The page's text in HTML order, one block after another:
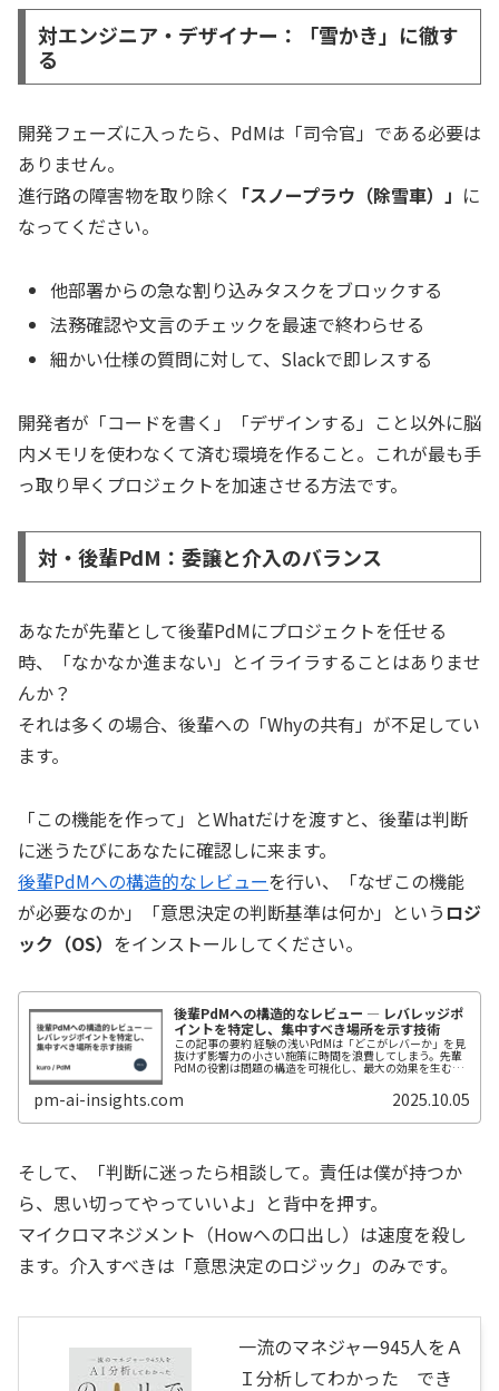
対エンジニア・デザイナー：「雪かき」に徹す
る
開発フェーズに入ったら、PdMは「司令官」である必要は
ありません。
進行路の障害物を取り除く
「スノープラウ（除雪車）」 に
なってください。
他部署からの急な割り込みタスクをブロックする
法務確認や文言のチェックを最速で終わらせる
細かい仕様の質問に対して、Slackで即レスする
開発者が「コードを書く」「デザインする」こと以外に脳
内メモリを使わなくて済む環境を作ること。これが最も手
っ取り早くプロジェクトを加速させる方法です。
対・後輩PdM：委譲と介入のバランス
あなたが先輩として後輩PdMにプロジェクトを任せる
時、「なかなか進まない」とイライラすることはありませ
んか？
それは多くの場合、後輩への「Whyの共有」が不足してい
ます。
「この機能を作って」とWhatだけを渡すと、後輩は判断
に迷うたびにあなたに確認しに来ます。
後輩PdMへの構造的なレビューを行い、「なぜこの機能
が必要なのか」「意思決定の判断基準は何か」という ロジ
ック（OS） をインストールしてください。
後輩PdMへの構造的なレビュー — レバレッジポ
イントを特定し、集中すべき場所を示す技術
この記事の要約 経験の浅いPdMは「どこがレバーか」を見
抜けず影響力の小さい施策に時間を浪費してしまう。先輩
PdMの役割は問題の構造を可視化し、最大の効果を生むレ
pm-ai-insights.com 2025.10.05
そして、「判断に迷ったら相談して。責任は僕が持つか
ら、思い切ってやっていいよ」と背中を押す。
マイクロマネジメント（Howへの口出し）は速度を殺し
ます。介入すべきは「意思決定のロジック」のみです。
一流のマネジャー945人をＡ
Ｉ分析してわかった でき